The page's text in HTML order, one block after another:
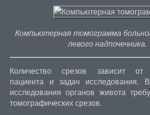
Компьютерная томограмма
левого надпочечника.
Количество срезов зависит от
пациента и задач исследования.
исследования органов живота
томографических срезов.